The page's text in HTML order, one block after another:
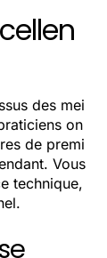
des mei
on
de premi
Vous
technique,